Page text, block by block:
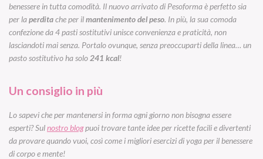
benessere in tutta comodità. Il nuovo arrivato di Pesoforma è perfetto sia
per laperditache per ilmantenimento del peso. In più, la sua comoda
confezione da 4 pasti sostitutivi unisce convenienza e praticità, non
lasciandoti mai senza. Portalo ovunque, senza preoccuparti della linea… un
pasto sostitutivo ha solo 241 kcal!
Un consiglio in più
Lo sapevi che per mantenersi in forma ogni giorno non bisogna essere
esperti? Sulnostro blogpuoi trovare tante idee per ricette facili e divertenti
da provare quando vuoi, così come i migliori esercizi di yoga per il benessere
di corpo e mente!